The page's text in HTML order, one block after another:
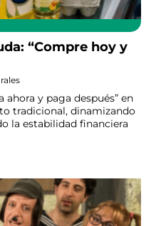
“Compre hoy y
ahora y paga después” en
tradicional, dinamizando
la estabilidad financiera